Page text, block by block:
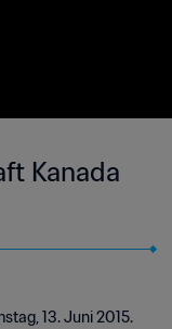
Kanada
13. Juni 2015.